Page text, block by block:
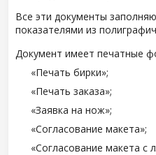
Все эти документы
показателями из
Документ имеет печатные
«Печать бирки»;
«Печать заказа»;
«Заявка на нож»;
«Согласование макета»;
«Согласование макета с